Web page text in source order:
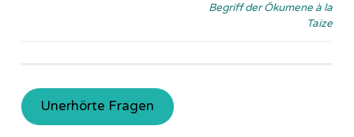
Begriff der Ökumene à la
Taize
Unerhörte Fragen